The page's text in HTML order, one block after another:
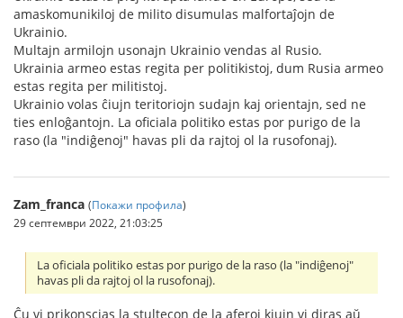
amaskomunikiloj de milito disumulas malfortaĵojn de
Ukrainio.
Multajn armilojn usonajn Ukrainio vendas al Rusio.
Ukrainia armeo estas regita per politikistoj, dum Rusia armeo
estas regita per militistoj.
Ukrainio volas ĉiujn teritoriojn sudajn kaj orientajn, sed ne
ties enloĝantojn. La oficiala politiko estas por purigo de la
raso (la "indiĝenoj" havas pli da rajtoj ol la rusofonaj).
Zam_franca (Покажи профила)
29 септември 2022, 21:03:25
La oficiala politiko estas por purigo de la raso (la "indiĝenoj"
havas pli da rajtoj ol la rusofonaj).
Ĉu vi prikonscias la stultecon de la aferoj kiujn vi diras aŭ